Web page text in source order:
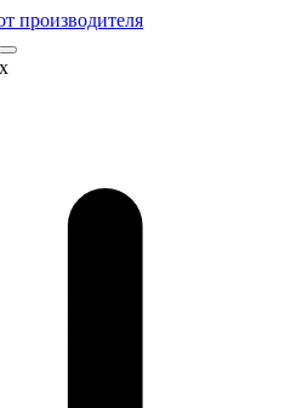
производителя